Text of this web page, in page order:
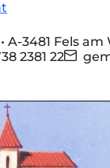
A-3481 Fels
2381 22